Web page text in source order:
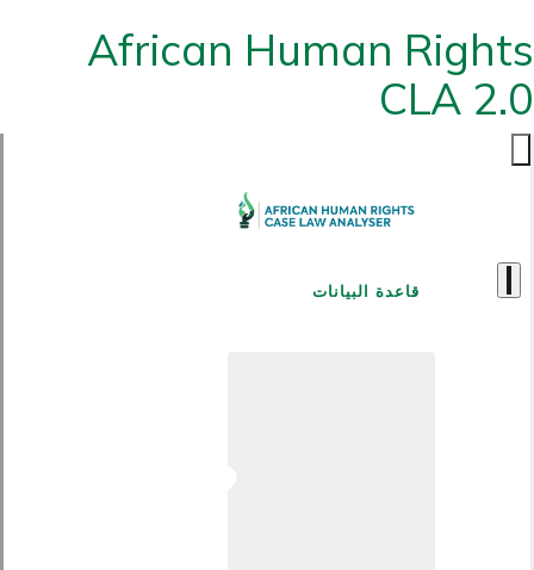
African Human Rights
CLA 2.0
قاعدة البيانات